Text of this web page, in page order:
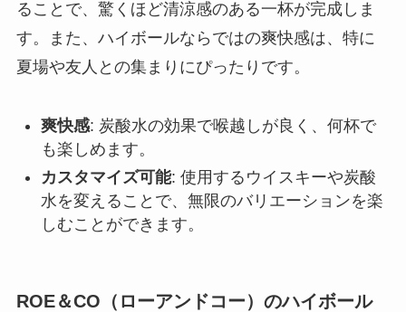
ることで、驚くほど清涼感のある一杯が完成しま
す。また、ハイボールならではの爽快感は、特に
夏場や友人との集まりにぴったりです。
爽快感: 炭酸水の効果で喉越しが良く、何杯で
も楽しめます。
カスタマイズ可能: 使用するウイスキーや炭酸
水を変えることで、無限のバリエーションを楽
しむことができます。
ROE＆CO（ローアンドコー）のハイボール